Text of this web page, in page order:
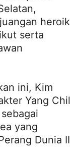
heroik
serta
ini, Kim
Yang Chil
yang
Dunia II